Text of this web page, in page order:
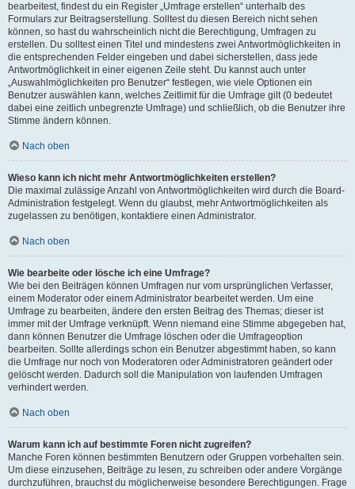
bearbeitest, findest du ein Register „Umfrage erstellen“ unterhalb des
Formulars zur Beitragserstellung. Solltest du diesen Bereich nicht sehen
können, so hast du wahrscheinlich nicht die Berechtigung, Umfragen zu
erstellen. Du solltest einen Titel und mindestens zwei Antwortmöglichkeiten in
die entsprechenden Felder eingeben und dabei sicherstellen, dass jede
Antwortmöglichkeit in einer eigenen Zeile steht. Du kannst auch unter
„Auswahlmöglichkeiten pro Benutzer“ festlegen, wie viele Optionen ein
Benutzer auswählen kann, welches Zeitlimit für die Umfrage gilt (0 bedeutet
dabei eine zeitlich unbegrenzte Umfrage) und schließlich, ob die Benutzer ihre
Stimme ändern können.
Nach oben
Wieso kann ich nicht mehr Antwortmöglichkeiten erstellen?
Die maximal zulässige Anzahl von Antwortmöglichkeiten wird durch die Board-
Administration festgelegt. Wenn du glaubst, mehr Antwortmöglichkeiten als
zugelassen zu benötigen, kontaktiere einen Administrator.
Nach oben
Wie bearbeite oder lösche ich eine Umfrage?
Wie bei den Beiträgen können Umfragen nur vom ursprünglichen Verfasser,
einem Moderator oder einem Administrator bearbeitet werden. Um eine
Umfrage zu bearbeiten, ändere den ersten Beitrag des Themas; dieser ist
immer mit der Umfrage verknüpft. Wenn niemand eine Stimme abgegeben hat,
dann können Benutzer die Umfrage löschen oder die Umfrageoption
bearbeiten. Sollte allerdings schon ein Benutzer abgestimmt haben, so kann
die Umfrage nur noch von Moderatoren oder Administratoren geändert oder
gelöscht werden. Dadurch soll die Manipulation von laufenden Umfragen
verhindert werden.
Nach oben
Warum kann ich auf bestimmte Foren nicht zugreifen?
Manche Foren können bestimmten Benutzern oder Gruppen vorbehalten sein.
Um diese einzusehen, Beiträge zu lesen, zu schreiben oder andere Vorgänge
durchzuführen, brauchst du möglicherweise besondere Berechtigungen. Frage